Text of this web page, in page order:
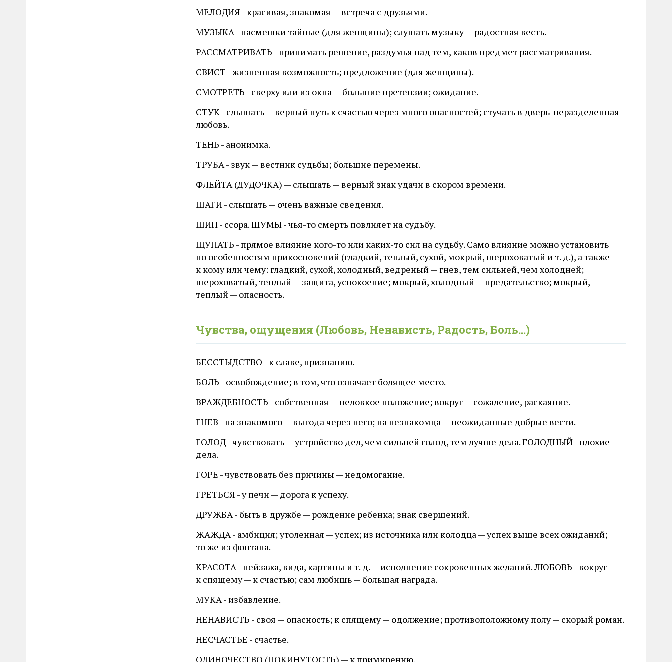
МЕЛОДИЯ - красивая, знакомая — встреча с друзьями.
МУЗЫКА - насмешки тайные (для женщины); слушать музыку — радостная весть.
РАССМАТРИВАТЬ - принимать решение, раздумья над тем, каков предмет рассматривания.
СВИСТ - жизненная возможность; предложение (для женщины).
СМОТРЕТЬ - сверху или из окна — большие претензии; ожидание.
СТУК - слышать — верный путь к счастью через много опасностей; стучать в дверь-неразделенная
любовь.
ТЕНЬ - анонимка.
ТРУБА - звук — вестник судьбы; большие перемены.
ФЛЕЙТА (ДУДОЧКА) — слышать — верный знак удачи в скором времени.
ШАГИ - слышать — очень важные сведения.
ШИП - ссора. ШУМЫ - чья-то смерть повлияет на судьбу.
ЩУПАТЬ - прямое влияние кого-то или каких-то сил на судьбу. Само влияние можно установить
по особенностям прикосновений (гладкий, теплый, сухой, мокрый, шероховатый и т. д.), а также
к кому или чему: гладкий, сухой, холодный, ведреный — гнев, тем сильней, чем холодней;
шероховатый, теплый — защита, успокоение; мокрый, холодный — предательство; мокрый,
теплый — опасность.
Чувства, ощущения (Любовь, Ненависть, Радость, Боль…)
БЕССТЫДСТВО - к славе, признанию.
БОЛЬ - освобождение; в том, что означает болящее место.
ВРАЖДЕБНОСТЬ - собственная — неловкое положение; вокруг — сожаление, раскаяние.
ГНЕВ - на знакомого — выгода через него; на незнакомца — неожиданные добрые вести.
ГОЛОД - чувствовать — устройство дел, чем сильней голод, тем лучше дела. ГОЛОДНЫЙ - плохие
дела.
ГОРЕ - чувствовать без причины — недомогание.
ГРЕТЬСЯ - у печи — дорога к успеху.
ДРУЖБА - быть в дружбе — рождение ребенка; знак свершений.
ЖАЖДА - амбиция; утоленная — успех; из источника или колодца — успех выше всех ожиданий;
то же из фонтана.
КРАСОТА - пейзажа, вида, картины и т. д. — исполнение сокровенных желаний. ЛЮБОВЬ - вокруг
к спящему — к счастью; сам любишь — большая награда.
МУКА - избавление.
НЕНАВИСТЬ - своя — опасность; к спящему — одолжение; противоположному полу — скорый роман.
НЕСЧАСТЬЕ - счастье.
ОДИНОЧЕСТВО (ПОКИНУТОСТЬ) — к примирению.